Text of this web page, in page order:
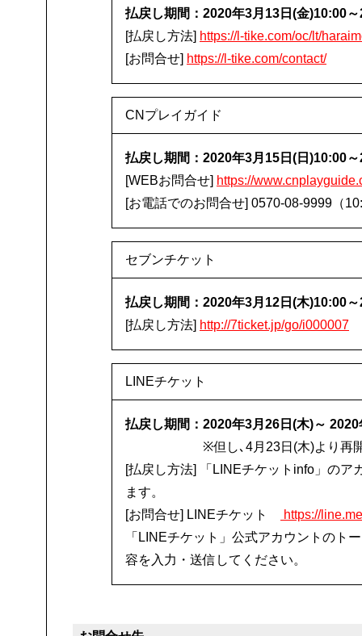
払戻し期間：2020年3月13日(金)10:00
[払戻し方法] https://l-tike.com/oc/lt/
[お問合せ] https://l-tike.com/contact/
CNプレイガイド
払戻し期間：2020年3月15日(日)10:00
[WEBお問合せ] https://
[お電話でのお問合せ] 0570-08-9999（
セブンチケット
払戻し期間：2020年3月12日(木)10:00
[払戻し方法] http://7ticket.jp/go/i000007
LINEチケット
払戻し期間：2020年3月26日(木)～
※但し､4月23日(木)より再
[払戻し方法] 「LINEチケットinfo」の
ます。
[お問合せ] LINEチケット
https://
「LINEチケット」公式アカウントのト
容を入力・送信してください。